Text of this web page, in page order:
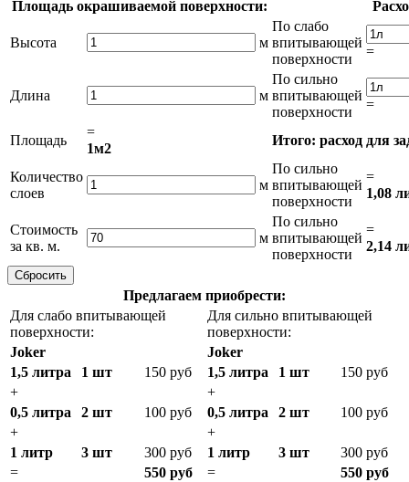
Площадь окрашиваемой поверхности:
Высота м
По слабо
впитывающей
поверхности
=
Длина м
По сильно
впитывающей
поверхности
=
Площадь
=
1м2
Итого: расход для
Количество
слоев
м
По сильно
впитывающей
поверхности
=
1,08
Стоимость
за кв. м.
м
По сильно
впитывающей
поверхности
=
2,14
Предлагаем приобрести:
Для слабо впитывающей
поверхности:
Для сильно впитывающей
поверхности:
Joker
Joker
1,5 литра
1 шт 150 руб 1,5 литра 1 шт
150 руб
+
+
0,5 литра
2 шт 100 руб 0,5 литра 2 шт
100 руб
+
+
1 литр
3 шт 300 руб 1 литр 3 шт
300 руб
=
550 руб =
550 руб